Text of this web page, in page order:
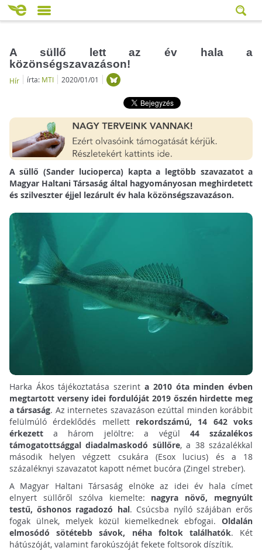
A süllő lett az év hala a
közönségszavazáson!
Hír írta: MTI 2020/01/01
A süllő (Sander lucioperca) kapta a legtöbb szavazatot a
Magyar Haltani Társaság által hagyományosan meghirdetett
és szilveszter éjjel lezárult év hala közönségszavazáson.
Harka Ákos tájékoztatása szerint a 2010 óta minden évben
megtartott verseny idei fordulóját 2019 őszén hirdette meg
a társaság. Az internetes szavazáson ezúttal minden korábbit
felülmúló érdeklődés mellett rekordszámú, 14 642 voks
érkezetta három jelöltre: a végül 44 százalékos
támogatottsággal diadalmaskodó süllőre, a 38 százalékkal
második helyen végzett csukára (Esox lucius) és a 18
százaléknyi szavazatot kapott német bucóra (Zingel streber).
A Magyar Haltani Társaság elnöke az idei év hala címet
elnyert süllőről szólva kiemelte: nagyra növő, megnyúlt
testű, őshonos ragadozó hal. Csúcsba nyíló szájában erős
fogak ülnek, melyek közül kiemelkednek ebfogai.Oldalán
elmosódó sötétebb sávok, néha foltok találhatók. Két
hátúszóját, valamint farokúszóját fekete foltsorok díszítik.